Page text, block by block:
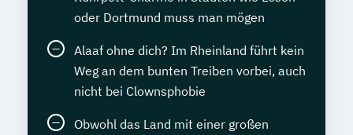
oder Dortmund muss man mögen
Alaaf ohne dich? Im Rheinland führt kein
Weg an dem bunten Treiben vorbei, auch
nicht bei Clownsphobie
Obwohl das Land mit einer großen